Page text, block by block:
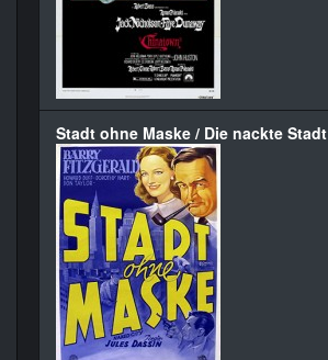
Stadt ohne Maske / Die nackte Stadt